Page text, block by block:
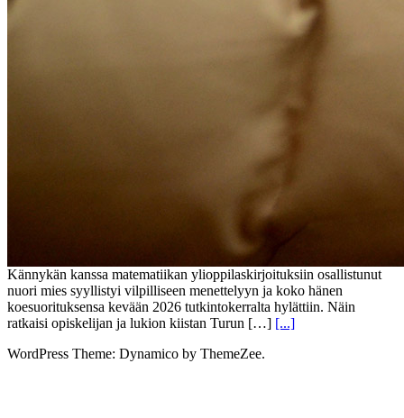
Kännykän kanssa matematiikan ylioppilaskirjoituksiin osallistunut
nuori mies syyllistyi vilpilliseen menettelyyn ja koko hänen
koesuorituksensa kevään 2026 tutkintokerralta hylättiin. Näin
ratkaisi opiskelijan ja lukion kiistan Turun […] [...]
WordPress Theme: Dynamico by ThemeZee.